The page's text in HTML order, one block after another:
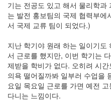
기는 전공도 있고 해서 물리학과
는 발전 홍보팀의 국제 협력부에
서 국제 교류 팀이 되었다.)
지난 학기야 원래 하는 일이기도
서 근로를 했지만, 이번 학기는
제받을 학비가 없다. 오히려 시
의욕 떨어질까봐 일부러 수업을
요일 목요일 근로를 가면 예전
다니는 느낌이다.
스
단
상
질
의
끝
[영
화]
인